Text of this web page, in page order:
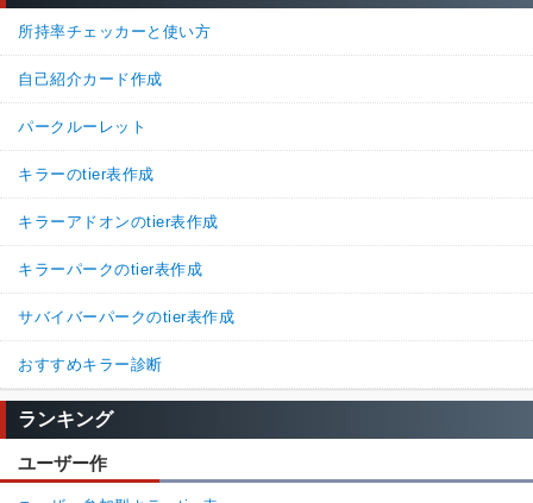
所持率チェッカーと使い方
自己紹介カード作成
パークルーレット
キラーのtier表作成
キラーアドオンのtier表作成
キラーパークのtier表作成
サバイバーパークのtier表作成
おすすめキラー診断
ランキング
ユーザー作